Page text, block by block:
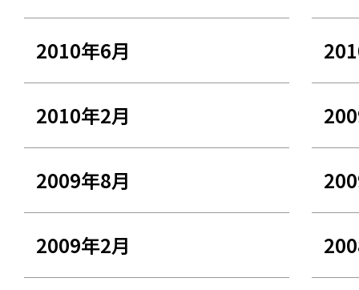
2010年6月
2010年2月
2009年8月
2009年2月